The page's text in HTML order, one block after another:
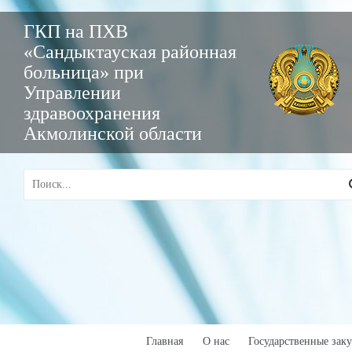
ГКП на ПХВ
«Сандыктауская районная
больница» при
Управлении
здравоохранения
Акмолинской области
Главная О нас Государственные